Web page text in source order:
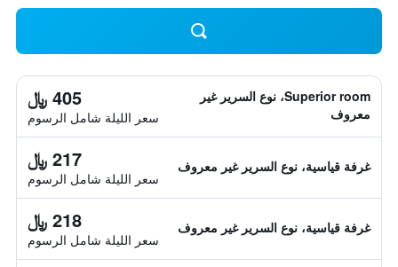
Superior room، نوع السرير غير
معروف
405 ﷼
سعر الليلة شامل الرسوم
غرفة قياسية، نوع السرير غير معروف 217 ﷼
سعر الليلة شامل الرسوم
غرفة قياسية، نوع السرير غير معروف 218 ﷼
سعر الليلة شامل الرسوم